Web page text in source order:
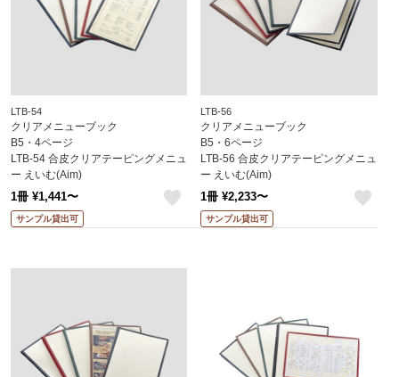
LTB-54
クリアメニューブック
B5・4ページ
LTB-54 合皮クリアテーピングメニュ
ー えいむ(Aim)
1冊 ¥1,441〜
サンプル貸出可
LTB-56
クリアメニューブック
B5・6ページ
LTB-56 合皮クリアテーピングメニュ
ー えいむ(Aim)
1冊 ¥2,233〜
サンプル貸出可